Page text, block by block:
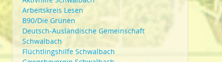
Arbeitskreis Lesen
B90/Die Grünen
Deutsch-Ausländische Gemeinschaft
Schwalbach
Flüchtlingshilfe Schwalbach